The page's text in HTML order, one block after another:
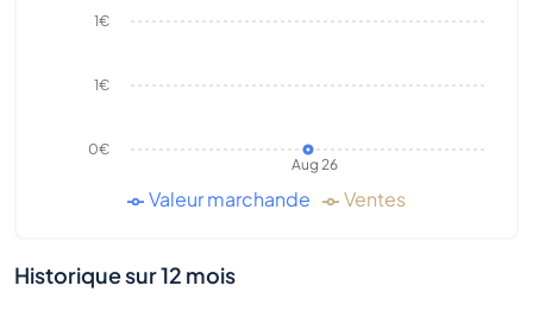
Aug 26
0€
1€
1€
Valeur marchande Ventes
Historique sur 12 mois